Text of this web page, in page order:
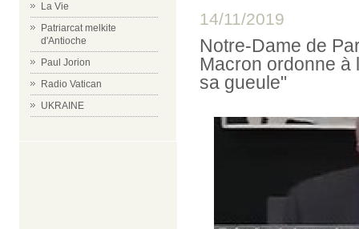
La Vie
Patriarcat melkite
d'Antioche
Paul Jorion
Radio Vatican
UKRAINE
14/11/2019
Notre-Dame de
Macron ordonne à
sa gueule"